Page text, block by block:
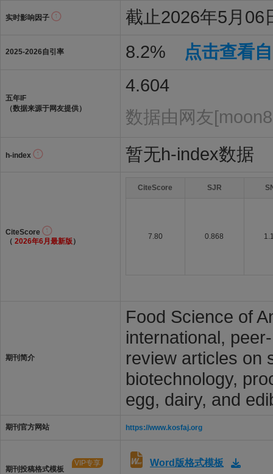
实时影响因子 截止2026年5月06
2025-2026自引率 8.2% 点击查看
五年IF
（数据来源于网友提供）
4.604
数据由网友
h-index 暂无h-index数据
CiteScore
（ 2026年6月最新版 ）
CiteScore SJR
7.80 0.868
期刊简介
Food Science of
international,
review articles on
biotechnology,
egg, dairy, and
期刊官方网站 https://www.kosfaj.org
期刊投稿格式模板
VIP专享 Word版格式模板